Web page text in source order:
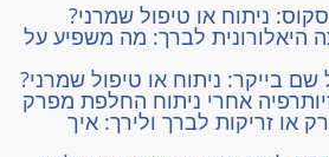
ניתוח או טיפול שמרני?
היאלורונית לברך: מה משפיע על
בייקר: ניתוח או טיפול שמרני?
אחרי ניתוח החלפת מפרק
או זריקות לברך ולירך: איך